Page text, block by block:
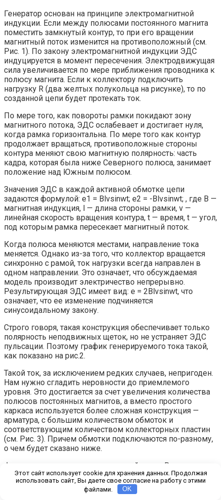
Генератор основан на принципе электромагнитной
индукции. Если между полюсами постоянного магнита
поместить замкнутый контур, то при его вращении
магнитный поток изменится на противоположный (см.
Рис. 1). По закону электромагнитной индукции ЭДС
индуцируется в момент пересечения. Электродвижущая
сила увеличивается по мере приближения проводника к
полюсу магнита. Если к коллектору подключить
нагрузку R (два желтых полукольца на рисунке), то по
созданной цепи будет протекать ток.
По мере того, как повороты рамки покидают зону
магнитного потока, ЭДС ослабевает и достигает нуля,
когда рамка горизонтальна. По мере того как контур
продолжает вращаться, противоположные стороны
контура меняют свою магнитную полярность: часть
кадра, которая была ниже Северного полюса, занимает
положение над Южным полюсом.
Значения ЭДС в каждой активной обмотке цепи
задаются формулой: e1 = Blvsinwt; e2 = -Blvsinwt; , где B —
магнитная индукция, l — длина стороны рамки, v —
линейная скорость вращения контура, t — время, t — угол,
под которым рамка пересекает магнитный поток.
Когда полюса меняются местами, направление тока
меняется. Однако из-за того, что коллектор вращается
синхронно с рамой, ток нагрузки всегда направлен в
одном направлении. Это означает, что обсуждаемая
модель производит электричество непрерывно.
Результирующая ЭДС имеет вид: e = 2Blvsinwt, что
означает, что ее изменение подчиняется
синусоидальному закону.
Строго говоря, такая конструкция обеспечивает только
полярность неподвижных щеток, но не устраняет ЭДС
пульсации. Поэтому график генерируемого тока такой,
как показано на рис.2.
Такой ток, за исключением редких случаев, непригоден.
Нам нужно сгладить неровности до приемлемого
уровня. Это достигается за счет увеличения количества
полюсов постоянных магнитов, а вместо простого
каркаса используется более сложная конструкция —
арматура, с большим количеством обмоток и
соответствующим количеством коллекторных пластин
(см. Рис. 3). Причем обмотки подключаются по-разному,
о чем будет сказано ниже.
Фурнитура изготовлена ​​из листовой стали. В
сердечниках якоря имеются прорези, в которые
помещается несколько витков провода, образующих
рабочую обмотку ротора. Провода в пазах соединены
Этот сайт использует cookie для хранения данных. Продолжая
использовать сайт, Вы даете свое согласие на работу с этими
файлами.
OK